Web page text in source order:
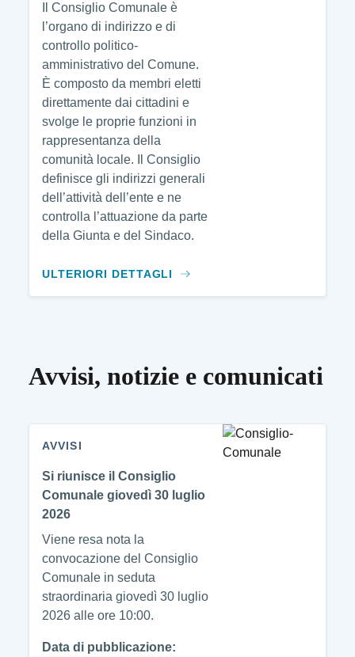
Il Consiglio Comunale è
l’organo di indirizzo e di
controllo politico-
amministrativo del Comune.
È composto da membri eletti
direttamente dai cittadini e
svolge le proprie funzioni in
rappresentanza della
comunità locale. Il Consiglio
definisce gli indirizzi generali
dell’attività dell’ente e ne
controlla l’attuazione da parte
della Giunta e del Sindaco.
ULTERIORI DETTAGLI
Avvisi, notizie e comunicati
AVVISI
Si riunisce il Consiglio
Comunale giovedì 30 luglio
2026
Viene resa nota la
convocazione del Consiglio
Comunale in seduta
straordinaria giovedì 30 luglio
2026 alle ore 10:00.
Data di pubblicazione: